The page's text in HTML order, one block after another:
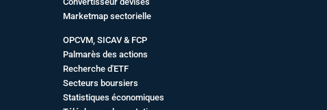
Marketmap sectorielle
OPCVM, SICAV & FCP
Palmarès des actions
Recherche d'ETF
Secteurs boursiers
Statistiques économiques